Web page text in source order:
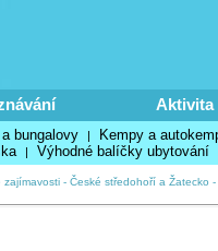
Aktivita
bungalovy | Kempy a
| Výhodné balíčky ubytování
zajímavosti - České středohoří a Žatecko -